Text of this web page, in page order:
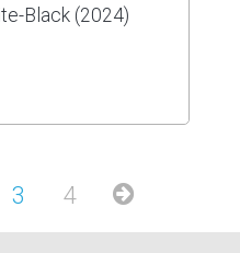
Black (2024)
3 4